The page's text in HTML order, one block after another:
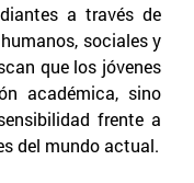
a través de
sociales y
que los jóvenes
académica, sino
frente a
del mundo actual.